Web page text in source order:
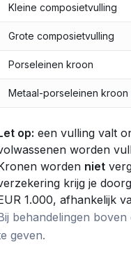
Kleine composietvulling
Grote composietvulling
Porseleinen kroon
Metaal-porseleinen kroon
op: een vulling valt
worden
worden niet
krijg je
1.000, afhankelijk
behandelingen
geven.